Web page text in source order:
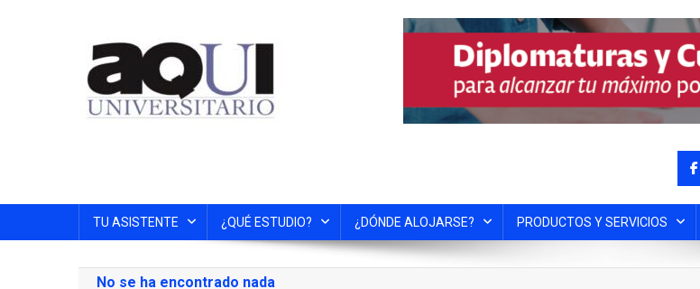
TU ASISTENTE ¿QUÉ ESTUDIO? ¿DÓNDE ALOJARSE? PRODUCTOS Y SERVICIOS
No se ha encontrado nada